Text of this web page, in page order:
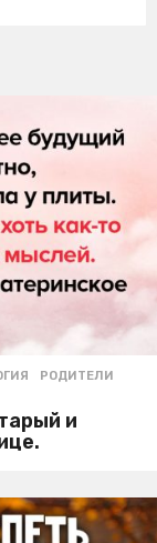
,РОДИТЕЛИ
и